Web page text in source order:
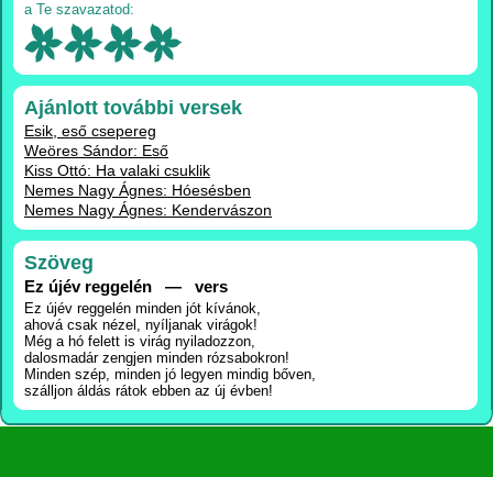
a Te szavazatod:
Ajánlott további versek
Esik, eső csepereg
Weöres Sándor: Eső
Kiss Ottó: Ha valaki csuklik
Nemes Nagy Ágnes: Hóesésben
Nemes Nagy Ágnes: Kendervászon
Szöveg
Ez újév reggelén — vers
Ez újév reggelén minden jót kívánok,
ahová csak nézel, nyíljanak virágok!
Még a hó felett is virág nyiladozzon,
dalosmadár zengjen minden rózsabokron!
Minden szép, minden jó legyen mindig bőven,
szálljon áldás rátok ebben az új évben!